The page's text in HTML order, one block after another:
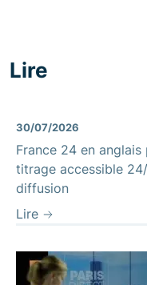
Lire
30/07/2026
France 24 en
titrage accessible
diffusion
Lire